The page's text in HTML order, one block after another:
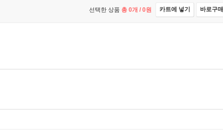
선택한 상품 총 0개 / 0원 카트에 넣기 바로구매